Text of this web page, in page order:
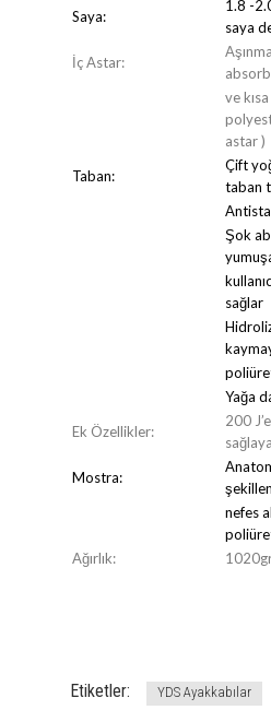
Saya:
1.8 -
saya
İç Astar:
ve
astar )
Taban:
Çift
taban
Şok
sağlar
Yağa
Ek Özellikler:
200
Mostra:
nefes
Ağırlık:
Etiketler: YDS Ayakkabılar